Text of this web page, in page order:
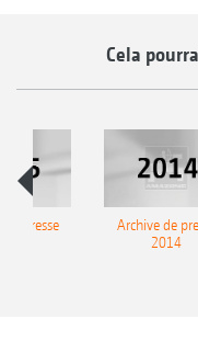
Cela
de presse
Archive de
2014